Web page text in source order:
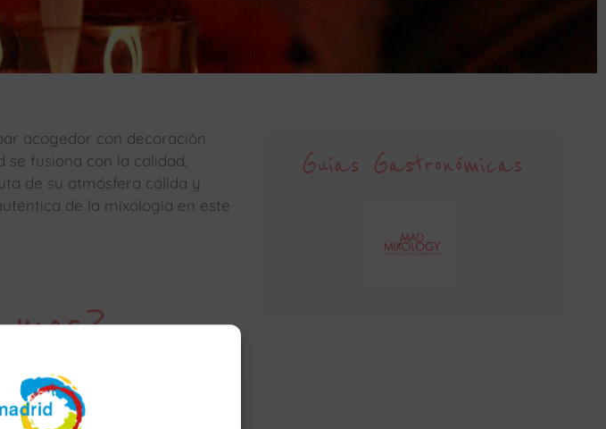
acogedor con decoración
fusiona con la calidad,
de su atmósfera cálida y
de la mixología en este
Guías Gastronómicas